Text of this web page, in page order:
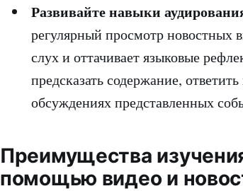
Развивайте навыки
регулярный просмотр новостных
слух и оттачивает языковые
предсказать содержание,
обсуждениях представленных
Преимущества
помощью видео и